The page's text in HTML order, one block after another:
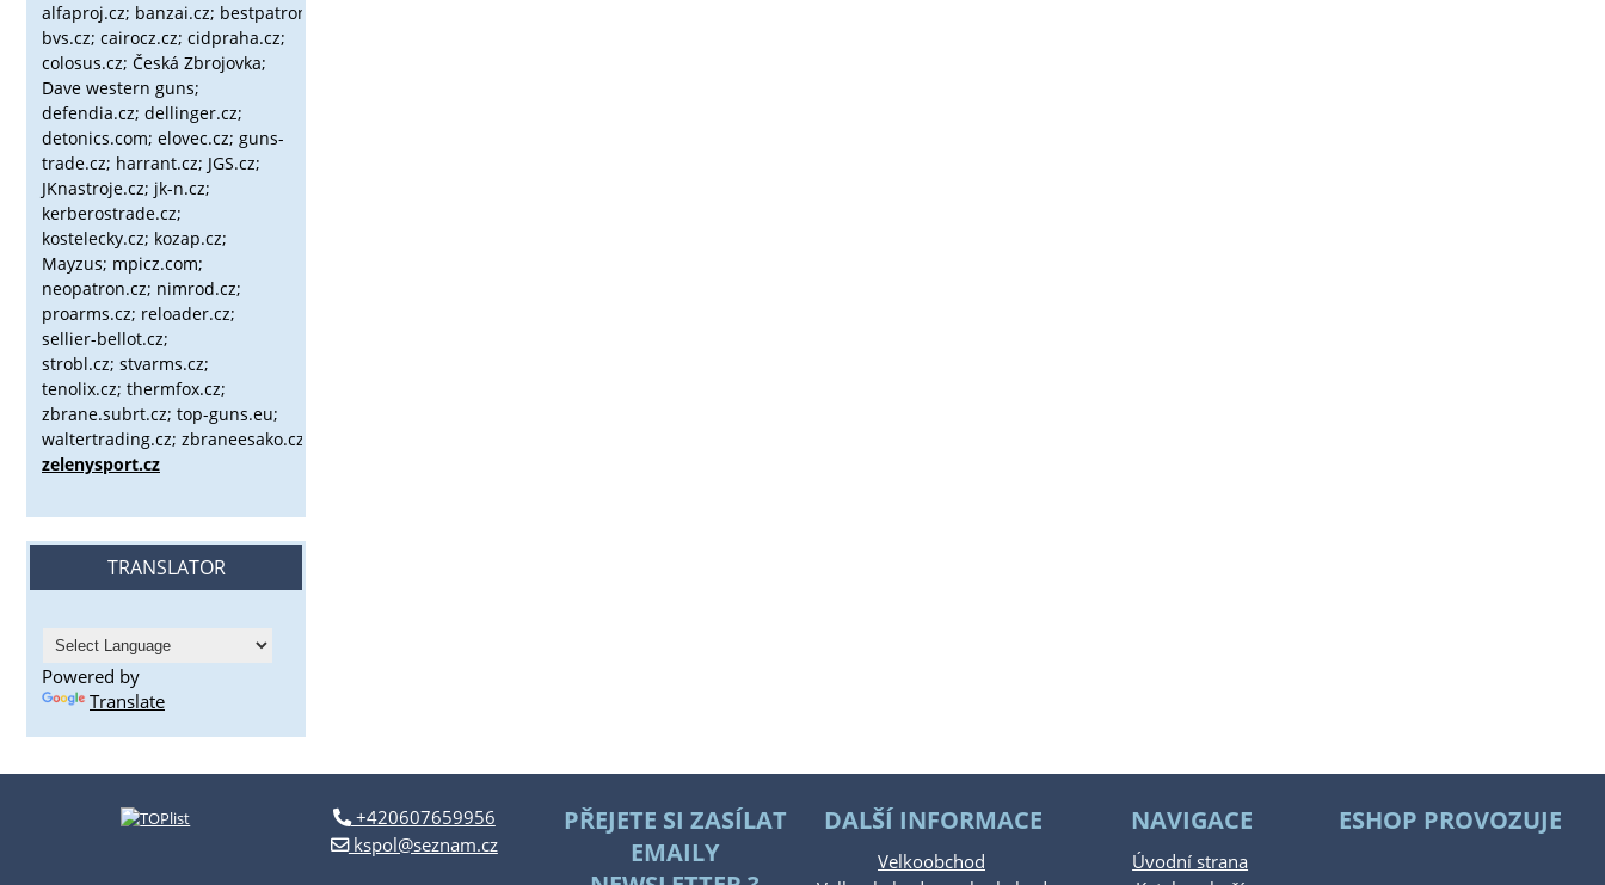
alfaproj.cz; banzai.cz; bestpatron.eu;
bvs.cz; cairocz.cz; cidpraha.cz;
colosus.cz; Česká Zbrojovka;
Dave western guns;
defendia.cz; dellinger.cz;
detonics.com; elovec.cz; guns-
trade.cz; harrant.cz; JGS.cz;
JKnastroje.cz; jk-n.cz;
kerberostrade.cz;
kostelecky.cz; kozap.cz;
Mayzus; mpicz.com;
neopatron.cz; nimrod.cz;
proarms.cz; reloader.cz;
sellier-bellot.cz;
strobl.cz; stvarms.cz;
tenolix.cz; thermfox.cz;
zbrane.subrt.cz; top-guns.eu;
waltertrading.cz; zbraneesako.cz;
zelenysport.cz
TRANSLATOR
Powered by
Translate
+420607659956
kspol@seznam.cz
PŘEJETE SI ZASÍLAT
EMAILY
DALŠÍ INFORMACE
Velkoobchod
NAVIGACE
Úvodní strana
ESHOP PROVOZUJE